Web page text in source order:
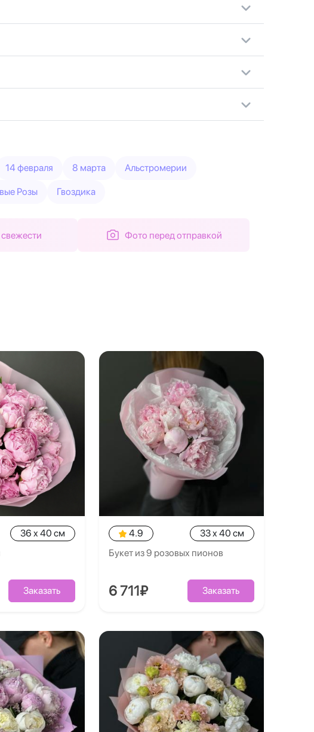
14 февраля 8 марта Альстромерии
Розы Гвоздика
свежести Фото перед отправкой
36 x 40 см
Заказать
4.9
33 x 40 см
Букет из 9 розовых пионов
6 711₽ Заказать